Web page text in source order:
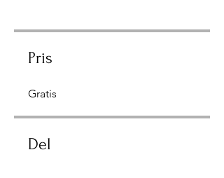
Pris
Gratis
Del